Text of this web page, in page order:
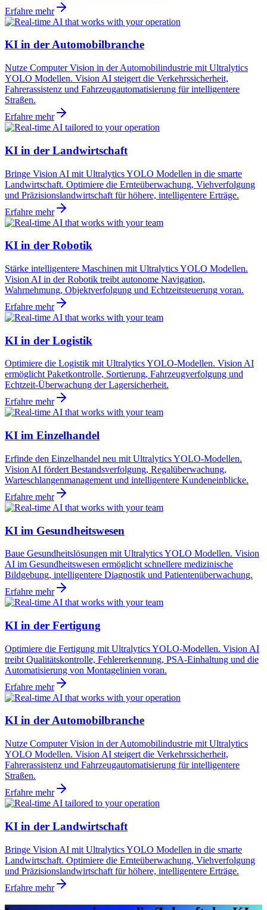
Erfahre mehr
KI in der Automobilbranche
Nutze Computer Vision in der Automobilindustrie mit Ultralytics
YOLO Modellen. Vision AI steigert die Verkehrssicherheit,
Fahrerassistenz und Fahrzeugautomatisierung für intelligentere
Straßen.
Erfahre mehr
KI in der Landwirtschaft
Bringe Vision AI mit Ultralytics YOLO Modellen in die smarte
Landwirtschaft. Optimiere die Ernteüberwachung, Viehverfolgung
und Präzisionslandwirtschaft für höhere, intelligentere Erträge.
Erfahre mehr
KI in der Robotik
Stärke intelligentere Maschinen mit Ultralytics YOLO Modellen.
Vision AI in der Robotik treibt autonome Navigation,
Wahrnehmung, Objektverfolgung und Echtzeitsteuerung voran.
Erfahre mehr
KI in der Logistik
Optimiere die Logistik mit Ultralytics YOLO-Modellen. Vision AI
ermöglicht Paketkontrolle, Sortierung, Fahrzeugverfolgung und
Echtzeit-Überwachung der Lagersicherheit.
Erfahre mehr
KI im Einzelhandel
Erfinde den Einzelhandel neu mit Ultralytics YOLO-Modellen.
Vision AI fördert Bestandsverfolgung, Regalüberwachung,
Warteschlangenmanagement und intelligentere Kundeneinblicke.
Erfahre mehr
KI im Gesundheitswesen
Baue Gesundheitslösungen mit Ultralytics YOLO Modellen. Vision
AI im Gesundheitswesen ermöglicht schnellere medizinische
Bildgebung, intelligentere Diagnostik und Patientenüberwachung.
Erfahre mehr
KI in der Fertigung
Optimiere die Fertigung mit Ultralytics YOLO-Modellen. Vision AI
treibt Qualitätskontrolle, Fehlererkennung, PSA-Einhaltung und die
Automatisierung von Montagelinien voran.
Erfahre mehr
KI in der Automobilbranche
Nutze Computer Vision in der Automobilindustrie mit Ultralytics
YOLO Modellen. Vision AI steigert die Verkehrssicherheit,
Fahrerassistenz und Fahrzeugautomatisierung für intelligentere
Straßen.
Erfahre mehr
KI in der Landwirtschaft
Bringe Vision AI mit Ultralytics YOLO Modellen in die smarte
Landwirtschaft. Optimiere die Ernteüberwachung, Viehverfolgung
und Präzisionslandwirtschaft für höhere, intelligentere Erträge.
Erfahre mehr